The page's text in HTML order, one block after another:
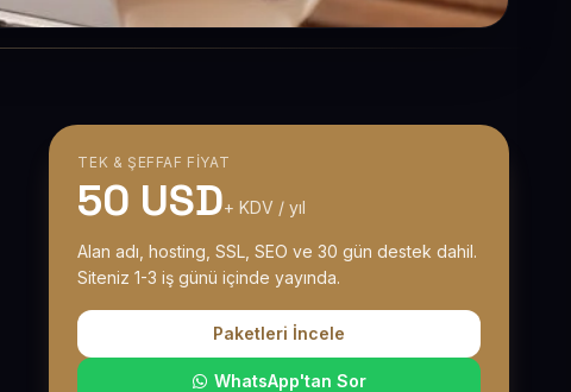
TEK & ŞEFFAF FIYAT
50 USD+ KDV / yıl
Alan adı, hosting, SSL, SEO ve 30 gün destek dahil.
Siteniz 1-3 iş günü içinde yayında.
Paketleri İncele
WhatsApp'tan Sor